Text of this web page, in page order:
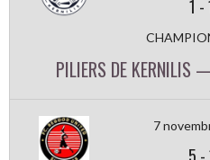
1 -
PILIERS DE KERNILIS
7